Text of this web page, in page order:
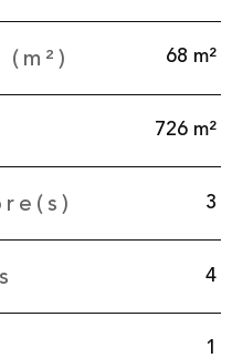
68 m²
726 m²
3
4
1